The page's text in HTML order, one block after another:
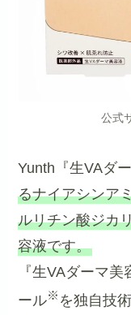
公式
Yunth『生VAダ
るナイアシンア
ルリチン酸ジカ
容液です。
『生VAダーマ
ール※ を独自技